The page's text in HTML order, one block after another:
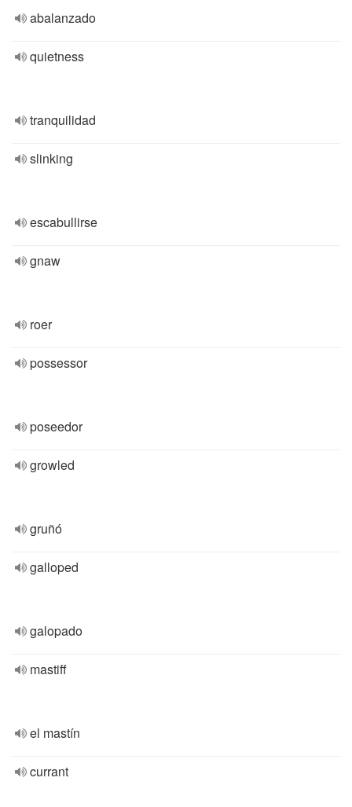
abalanzado
quietness
tranquilidad
slinking
escabullirse
gnaw
roer
possessor
poseedor
growled
gruñó
galloped
galopado
mastiff
el mastín
currant